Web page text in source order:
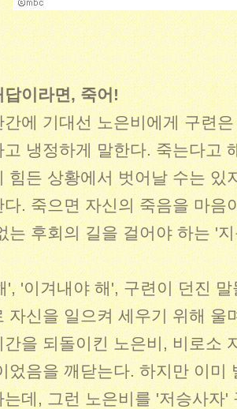
답이라면, 죽어!
에 기대선 노은비에게 구련
고 냉정하게 말한다. 죽는다고
힘든 상황에서 벗어날 수는 있
. 죽으면 자신의 죽음을 마음
는 후회의 길을 걸어야 하는 '
', '이겨내야 해', 구련이 던진
자신을 일으켜 세우기 위해 울
간을 되돌이킨 노은비, 비로소
었음을 깨닫는다. 하지만 이미
는데, 그런 노은비를 '저승사자